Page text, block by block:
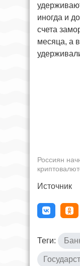
иногда и
счета
месяца, а
Россиян
Источник
Теги: